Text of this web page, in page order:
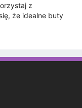
z
że idealne buty